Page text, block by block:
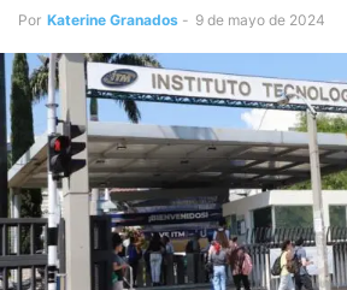
Por Katerine Granados - 9 de mayo de 2024